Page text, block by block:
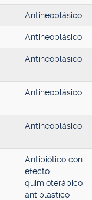
Antineoplásico
Antineoplásico
Antineoplásico
Antineoplásico
Antineoplásico
Antibiótico con
efecto
quimioterápico
antiblástico